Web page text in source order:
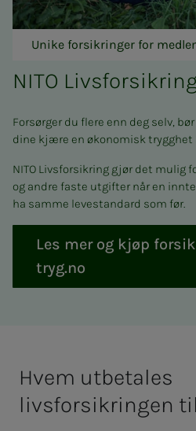
Unike forsikringer for
NITO
Forsørger du flere enn deg selv,
dine kjære en økonomisk trygghet
NITO Livsforsikring gjør det mulig
og andre faste utgifter når en
ha samme levestandard som før.
Les mer og kjøp
tryg.no
Hvem utbetales
livsforsikringen